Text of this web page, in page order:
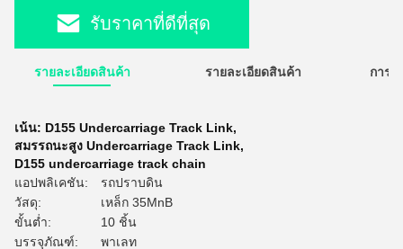
รับราคาที่ดีที่สุด
รายละเอียดสินค้า รายละเอียดสินค้า การ
เน้น: D155 Undercarriage Track Link,
สมรรถนะสูง Undercarriage Track Link,
D155 undercarriage track chain
แอปพลิเคชัน:
รถปราบดิน
วัสดุ:
เหล็ก 35MnB
ขั้นต่ำ:
10 ชิ้น
บรรจุุภัณฑ์:
พาเลท